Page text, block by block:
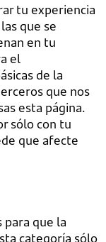
tu experiencia
que se
en tu
el
de la
que nos
esta página.
sólo con tu
que afecte
para que la
categoría sólo